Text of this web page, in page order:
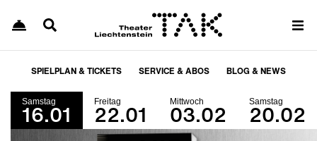
SPIELPLAN & TICKETS SERVICE & ABOS BLOG & NEWS
Samstag
16.01 Freitag
22.01 Mittwoch
03.02 Samstag
20.02